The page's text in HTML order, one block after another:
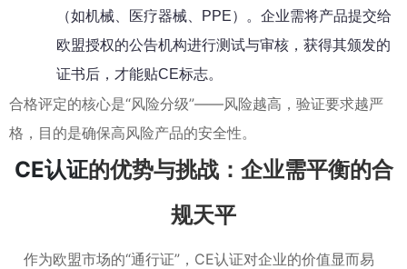
（如机械、医疗器械、PPE）。企业需将产品提交给
欧盟授权的公告机构进行测试与审核，获得其颁发的
证书后，才能贴CE标志。
合格评定的核心是“风险分级”——风险越高，验证要求越严
格，目的是确保高风险产品的安全性。
CE认证的优势与挑战：企业需平衡的合
规天平
作为欧盟市场的“通行证”，CE认证对企业的价值显而易